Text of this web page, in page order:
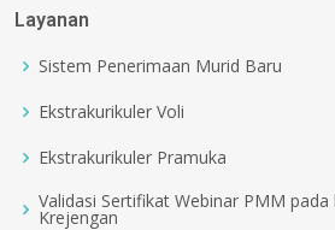
Layanan
Sistem Penerimaan Murid Baru
Ekstrakurikuler Voli
Ekstrakurikuler Pramuka
Validasi Sertifikat Webinar PMM
Krejengan